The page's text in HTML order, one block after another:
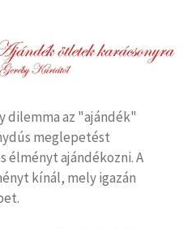
dilemma az "ajándék"
meglepetést
élményt ajándékozni. A
kínál, mely igazán